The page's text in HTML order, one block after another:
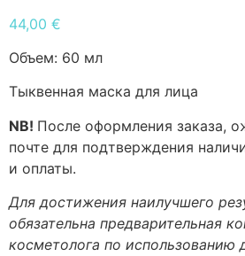
44,00 €
Объем: 60 мл
Тыквенная маска для лица
NB! После оформления заказа,
почте для подтверждения
и оплаты.
Для достижения наилучшего
обязательна предварительная
косметолога по использованию